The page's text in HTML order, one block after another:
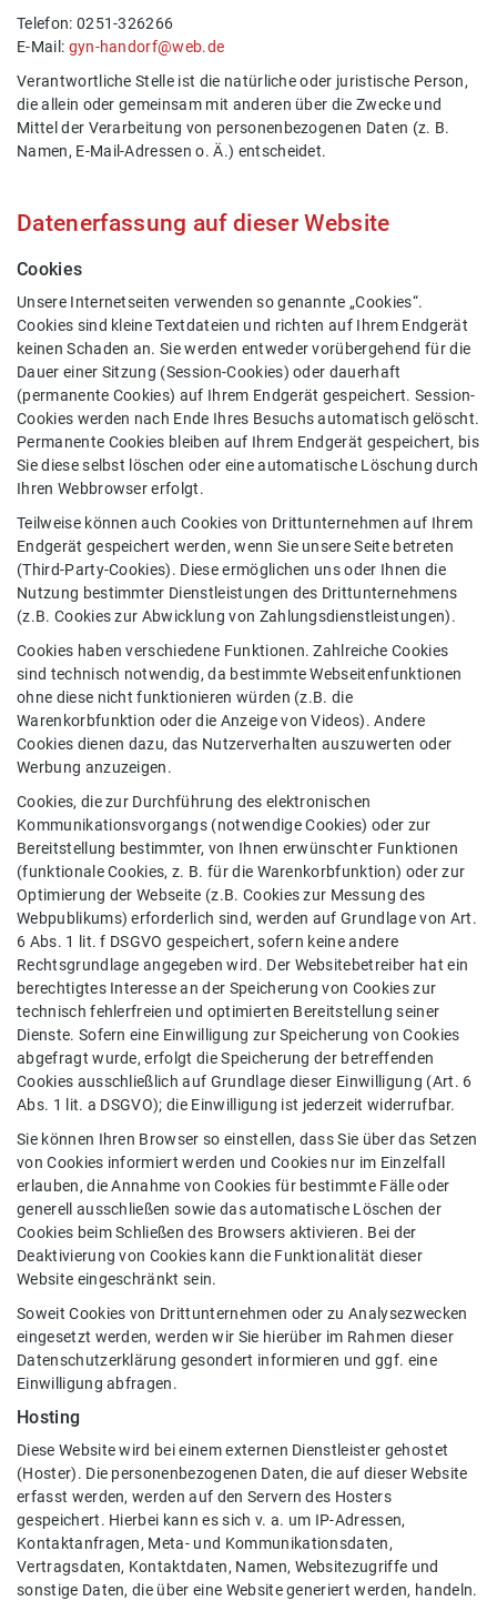
Telefon: 0251-326266
E-Mail: gyn-handorf@web.de
Verantwortliche Stelle ist die natürliche oder juristische Person,
die allein oder gemeinsam mit anderen über die Zwecke und
Mittel der Verarbeitung von personenbezogenen Daten (z. B.
Namen, E-Mail-Adressen o. Ä.) entscheidet.
Datenerfassung auf dieser Website
Cookies
Unsere Internetseiten verwenden so genannte „Cookies“.
Cookies sind kleine Textdateien und richten auf Ihrem Endgerät
keinen Schaden an. Sie werden entweder vorübergehend für die
Dauer einer Sitzung (Session-Cookies) oder dauerhaft
(permanente Cookies) auf Ihrem Endgerät gespeichert. Session-
Cookies werden nach Ende Ihres Besuchs automatisch gelöscht.
Permanente Cookies bleiben auf Ihrem Endgerät gespeichert, bis
Sie diese selbst löschen oder eine automatische Löschung durch
Ihren Webbrowser erfolgt.
Teilweise können auch Cookies von Drittunternehmen auf Ihrem
Endgerät gespeichert werden, wenn Sie unsere Seite betreten
(Third-Party-Cookies). Diese ermöglichen uns oder Ihnen die
Nutzung bestimmter Dienstleistungen des Drittunternehmens
(z.B. Cookies zur Abwicklung von Zahlungsdienstleistungen).
Cookies haben verschiedene Funktionen. Zahlreiche Cookies
sind technisch notwendig, da bestimmte Webseitenfunktionen
ohne diese nicht funktionieren würden (z.B. die
Warenkorbfunktion oder die Anzeige von Videos). Andere
Cookies dienen dazu, das Nutzerverhalten auszuwerten oder
Werbung anzuzeigen.
Cookies, die zur Durchführung des elektronischen
Kommunikationsvorgangs (notwendige Cookies) oder zur
Bereitstellung bestimmter, von Ihnen erwünschter Funktionen
(funktionale Cookies, z. B. für die Warenkorbfunktion) oder zur
Optimierung der Webseite (z.B. Cookies zur Messung des
Webpublikums) erforderlich sind, werden auf Grundlage von Art.
6 Abs. 1 lit. f DSGVO gespeichert, sofern keine andere
Rechtsgrundlage angegeben wird. Der Websitebetreiber hat ein
berechtigtes Interesse an der Speicherung von Cookies zur
technisch fehlerfreien und optimierten Bereitstellung seiner
Dienste. Sofern eine Einwilligung zur Speicherung von Cookies
abgefragt wurde, erfolgt die Speicherung der betreffenden
Cookies ausschließlich auf Grundlage dieser Einwilligung (Art. 6
Abs. 1 lit. a DSGVO); die Einwilligung ist jederzeit widerrufbar.
Sie können Ihren Browser so einstellen, dass Sie über das Setzen
von Cookies informiert werden und Cookies nur im Einzelfall
erlauben, die Annahme von Cookies für bestimmte Fälle oder
generell ausschließen sowie das automatische Löschen der
Cookies beim Schließen des Browsers aktivieren. Bei der
Deaktivierung von Cookies kann die Funktionalität dieser
Website eingeschränkt sein.
Soweit Cookies von Drittunternehmen oder zu Analysezwecken
eingesetzt werden, werden wir Sie hierüber im Rahmen dieser
Datenschutzerklärung gesondert informieren und ggf. eine
Einwilligung abfragen.
Hosting
Diese Website wird bei einem externen Dienstleister gehostet
(Hoster). Die personenbezogenen Daten, die auf dieser Website
erfasst werden, werden auf den Servern des Hosters
gespeichert. Hierbei kann es sich v. a. um IP-Adressen,
Kontaktanfragen, Meta- und Kommunikationsdaten,
Vertragsdaten, Kontaktdaten, Namen, Websitezugriffe und
sonstige Daten, die über eine Website generiert werden, handeln.